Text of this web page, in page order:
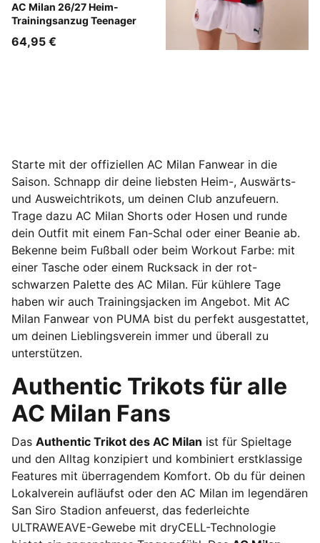
AC Milan 26/27 Heim-
Trainingsanzug Teenager
PUMA Black-For All Time Red
64,95 €
Starte mit der offiziellen AC Milan Fanwear in die
Saison. Schnapp dir deine liebsten Heim-, Auswärts-
und Ausweichtrikots, um deinen Club anzufeuern.
Trage dazu AC Milan Shorts oder Hosen und runde
dein Outfit mit einem Fan-Schal oder einer Beanie ab.
Bekenne beim Fußball oder beim Workout Farbe: mit
einer Tasche oder einem Rucksack in der rot-
schwarzen Palette des AC Milan. Für kühlere Tage
haben wir auch Trainingsjacken im Angebot. Mit AC
Milan Fanwear von PUMA bist du perfekt ausgestattet,
um deinen Lieblingsverein immer und überall zu
unterstützen.
Authentic Trikots für alle
AC Milan Fans
Das Authentic Trikot des AC Milan ist für Spieltage
und den Alltag konzipiert und kombiniert erstklassige
Features mit überragendem Komfort. Ob du für deinen
Lokalverein aufläufst oder den AC Milan im legendären
San Siro Stadion anfeuerst, das federleichte
ULTRAWEAVE-Gewebe mit dryCELL-Technologie